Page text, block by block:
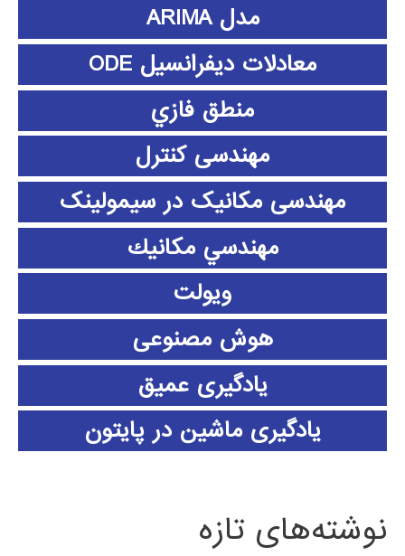
مدل ARIMA
معادلات دیفرانسیل ODE
منطق فازي
مهندسی کنترل
مهندسی مکانیک در سیمولینک
مهندسي مكانيك
ویولت
هوش مصنوعی
یادگیری عمیق
یادگیری ماشین در پایتون
نوشته‌های تازه